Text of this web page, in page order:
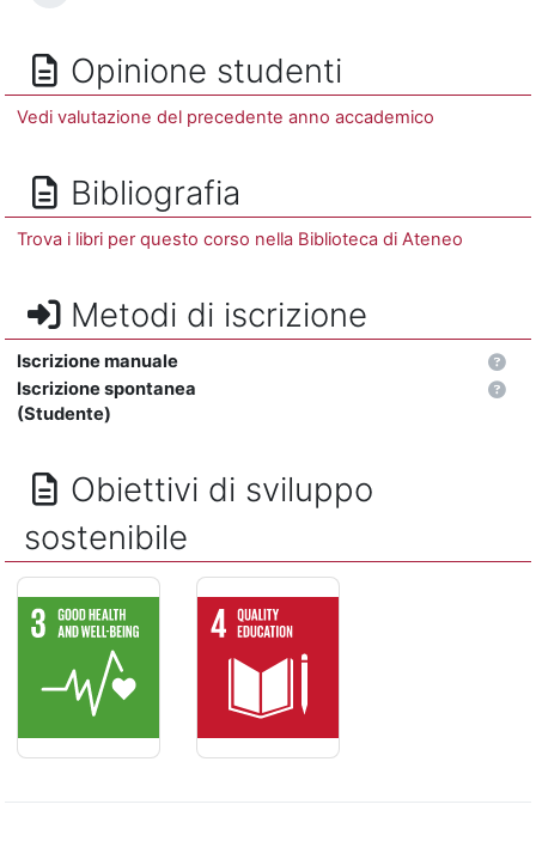
Opinione studenti
Vedi valutazione del precedente anno accademico
Bibliografia
Trova i libri per questo corso nella Biblioteca di Ateneo
Metodi di iscrizione
Iscrizione manuale
Iscrizione spontanea
(Studente)
Obiettivi di sviluppo
sostenibile
SALUTE E BENESSERE - Assicurare la salute e il
ISTRUZIONE DI QUALITÁ -